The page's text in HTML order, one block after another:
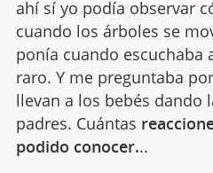
ahí sí yo podía observar
cuando los árboles se
ponía cuando escuchaba
raro. Y me preguntaba
llevan a los bebés dando
padres. Cuántas
podido conocer...